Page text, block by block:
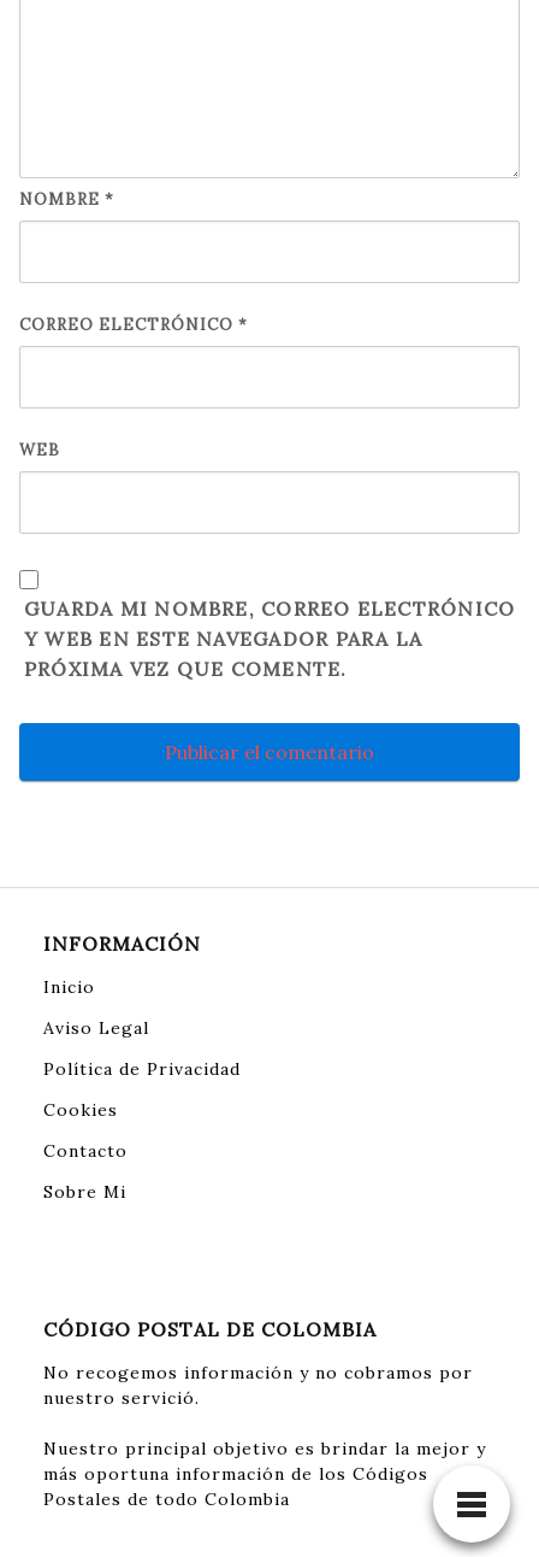
NOMBRE *
CORREO ELECTRÓNICO *
WEB
GUARDA MI NOMBRE, CORREO ELECTRÓNICO
Y WEB EN ESTE NAVEGADOR PARA LA
PRÓXIMA VEZ QUE COMENTE.
INFORMACIÓN
Inicio
Aviso Legal
Política de Privacidad
Cookies
Contacto
Sobre Mi
CÓDIGO POSTAL DE COLOMBIA
No recogemos información y no cobramos por
nuestro servició.
Nuestro principal objetivo es brindar la mejor y
más oportuna información de los Códigos
Postales de todo Colombia